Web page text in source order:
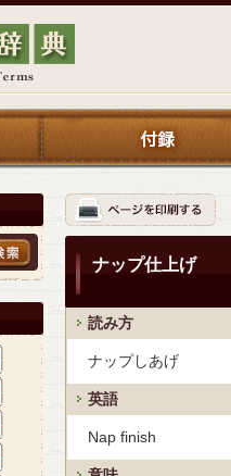
ナップ仕上げ
読み方
ナップしあげ
英語
Nap finish